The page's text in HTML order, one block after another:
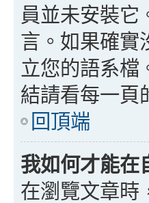
員並未安裝它
言。如果確實
立您的語系檔
結請看每一頁
回頂端
我如何才能在
在瀏覽文章時